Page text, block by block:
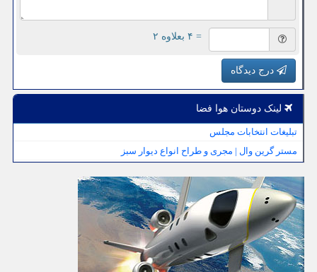
= ۴ بعلاوه ۲
درج دیدگاه
لینک دوستان هوا فضا
تبلیغات انتخابات مجلس
مستر گرین وال | مجری و طراح انواع دیوار سبز